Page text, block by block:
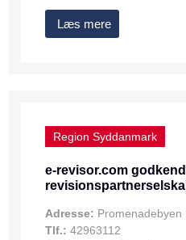
Læs mere
Region Syddanmark
e-revisor.com
Adresse:
Tlf.: 42963112